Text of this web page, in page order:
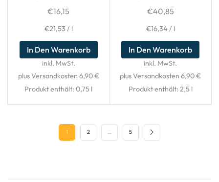
€16,15
€21,53 / l
In Den Warenkorb
inkl. MwSt.
plus Versandkosten 6,90 €
Produkt enthält: 0,75 l
€40,85
€16,34 / l
In Den Warenkorb
inkl. MwSt.
plus Versandkosten 6,90 €
Produkt enthält: 2,5 l
1 2 … 5